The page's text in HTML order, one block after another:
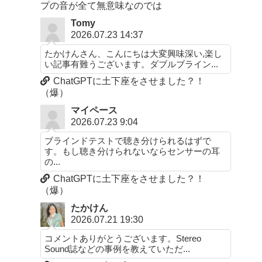
プの音が全て無意味なのでは
Tomy
2026.07.23 14:37
たかけんさん、こんにちは大変興味深い,楽し
い記事有難うございます。ダブルブライン...
ChatGPTに土下座をさせました？！
（爆）
マイペース
2026.07.23 9:04
ブラインドテストで聴き分けられるはずで
す。もし聴き分けられないならセンサーの耳
の...
ChatGPTに土下座をさせました？！
（爆）
たかけん
2026.07.21 19:30
コメントありがとうございます。Stereo
Sound誌などの事例を教えていただ...